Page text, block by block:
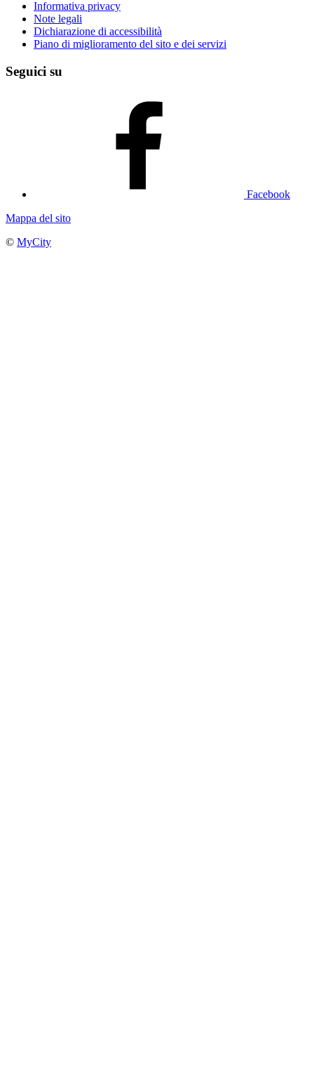
Informativa privacy
Note legali
Dichiarazione di accessibilità
Piano di miglioramento del sito e dei servizi
Seguici su
Facebook
Mappa del sito
© MyCity